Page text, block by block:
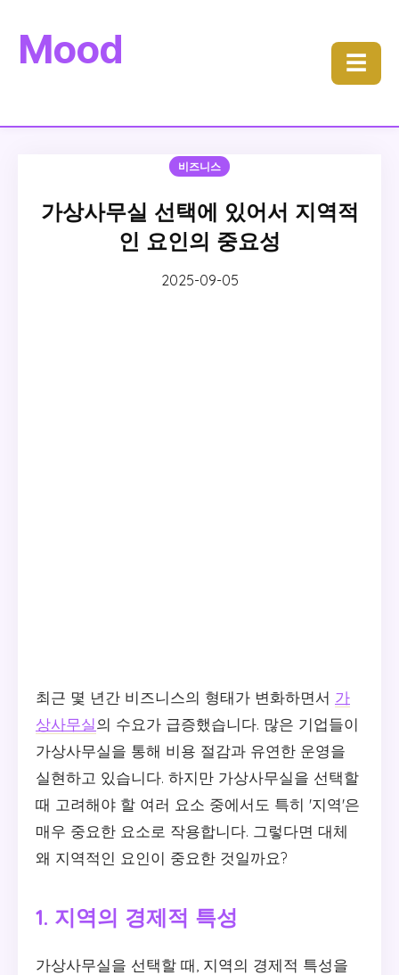
Mood ☰
비즈니스
가상사무실 선택에 있어서 지역적
인 요인의 중요성
2025-09-05
최근 몇 년간 비즈니스의 형태가 변화하면서 가
상사무실의 수요가 급증했습니다. 많은 기업들이
가상사무실을 통해 비용 절감과 유연한 운영을
실현하고 있습니다. 하지만 가상사무실을 선택할
때 고려해야 할 여러 요소 중에서도 특히 '지역'은
매우 중요한 요소로 작용합니다. 그렇다면 대체
왜 지역적인 요인이 중요한 것일까요?
1. 지역의 경제적 특성
가상사무실을 선택할 때, 지역의 경제적 특성을